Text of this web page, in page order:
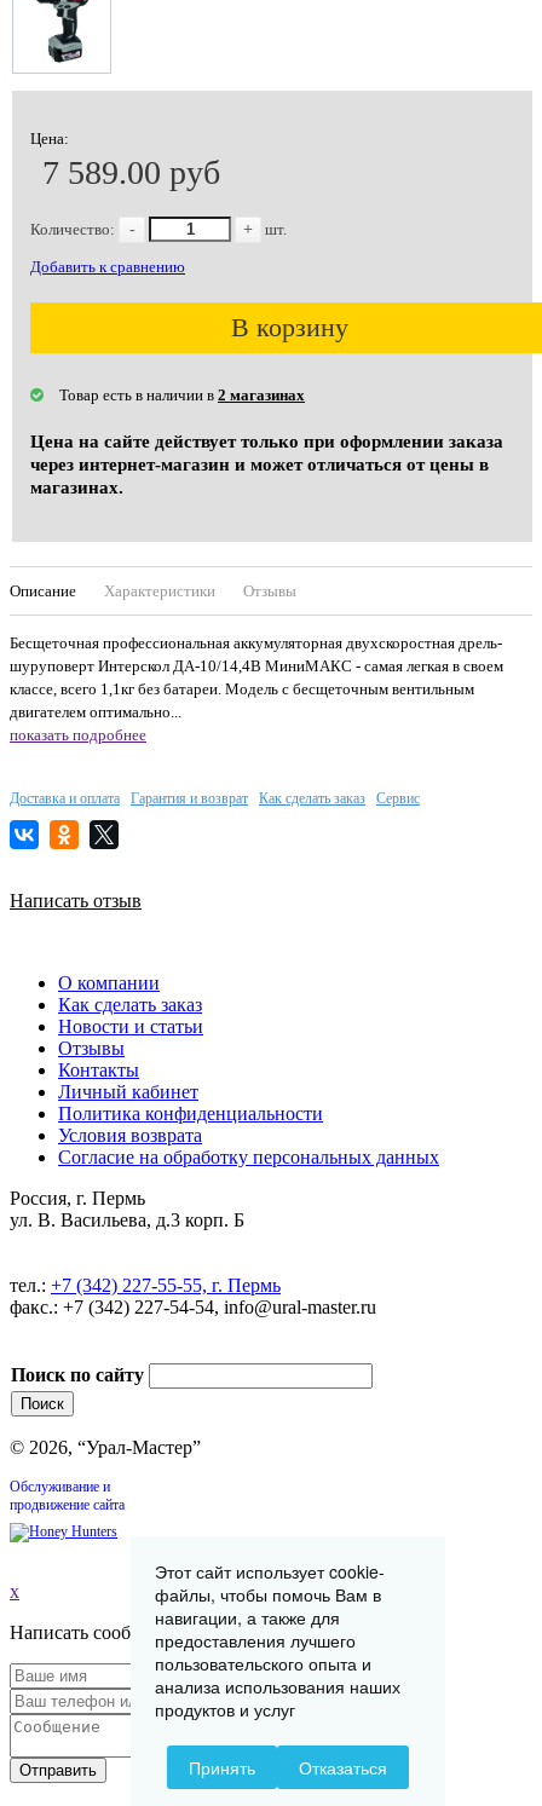
Цена:
7 589.00 руб
Количество: - + шт.
Добавить к сравнению
В корзину
Товар есть в наличии в 2 магазинах
Цена на сайте действует только при оформлении заказа
через интернет-магазин и может отличаться от цены в
магазинах.
Описание Характеристики Отзывы
Бесщеточная профессиональная аккумуляторная двухскоростная дрель-
шуруповерт Интерскол ДА-10/14,4В МиниМАКС - самая легкая в своем
классе, всего 1,1кг без батареи. Модель с бесщеточным вентильным
двигателем оптимально...
показать подробнее
Доставка и оплата Гарантия и возврат Как сделать заказ Сервис
Написать отзыв
О компании
Как сделать заказ
Новости и статьи
Отзывы
Контакты
Личный кабинет
Политика конфиденциальности
Условия возврата
Согласие на обработку персональных данных
Россия, г. Пермь
ул. В. Васильева, д.3 корп. Б
тел.: +7 (342) 227-55-55, г. Пермь
факс.: +7 (342) 227-54-54, info@ural-master.ru
Поиск по сайту
© 2026, “Урал-Мастер”
Обслуживание и
продвижение сайта
x
Написать сообщение
Отправить
Этот сайт использует cookie-
файлы, чтобы помочь Вам в
навигации, а также для
предоставления лучшего
пользовательского опыта и
анализа использования наших
продуктов и услуг
Принять Отказаться